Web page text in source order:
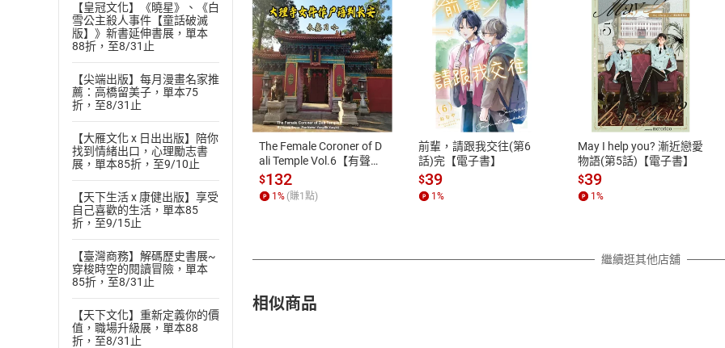
【皇冠文化】《曉星》、《白
雪公主殺人事件【童話破滅
版】》新書延伸書展，單本
88折，至8/31止
【尖端出版】每月漫畫名家推
薦：高橋留美子，單本75
折，至8/31止
【大雁文化 x 日出出版】陪你
找到情緒出口，心理勵志書
展，單本85折，至9/10止
【天下生活 x 康健出版】享受
自己喜歡的生活，單本85
折，至9/15止
【臺灣商務】解碼歷史書展~
穿梭時空的閱讀冒險，單本
85折，至8/31止
【天下文化】重新定義你的價
值，職場升級展，單本88
折，至8/31止
付款方式
ATM轉帳、信用卡、LINE PAY、AFTEE
退換貨規範
本店是否提供消費者保護法七日猶
之權利，遽消費者保護法及通訊交
除權合理例外情事適用準則，依商
質各有不同規定。詳細退換貨說明
照各商品說明。
The Female Coroner of D
ali Temple Vol.6【有聲
書】
$132
1 % (賺1 點)
前輩，請跟我交往(第6
話)完【電子書】
$39
1 %
May I help you? 漸近戀愛
物語(第5話)【電子書】
$39
1 %
繼續逛其他店舖
相似商品